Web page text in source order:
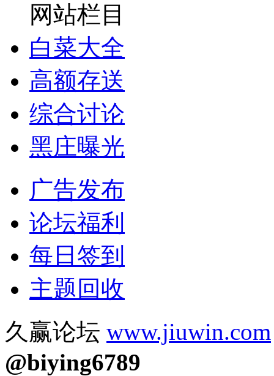
网站栏目
白菜大全
高额存送
综合讨论
黑庄曝光
广告发布
论坛福利
每日签到
主题回收
久赢论坛 www.jiuwin.com
@biying6789